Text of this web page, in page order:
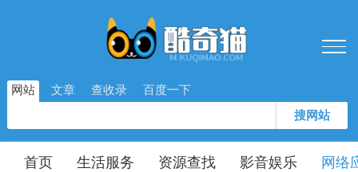
网站 文章 查收录 百度一下
搜网站
首页 生活服务 资源查找 影音娱乐 网络